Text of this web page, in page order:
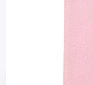
Schutz für